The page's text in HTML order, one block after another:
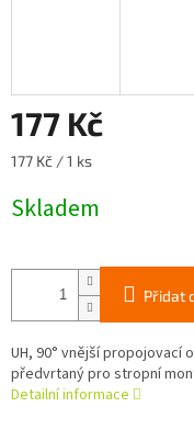
177 Kč
Měrná
177 Kč / 1 ks
Skladem
Přidat
UH, 90° vnější propojovací
předvrtaný pro stropní
Detailní informace